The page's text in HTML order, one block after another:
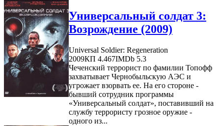
Универсальный солдат 3:
Возрождение (2009)
Universal Soldier: Regeneration
2009КП 4.467IMDb 5.3
Чеченский террорист по фамилии Топофф
захватывает Чернобыльскую АЭС и
угрожает взорвать ее. На его стороне -
бывший сотрудник программы
«Универсальный солдат», поставивший на
службу террористу грозное оружие -
одного из...